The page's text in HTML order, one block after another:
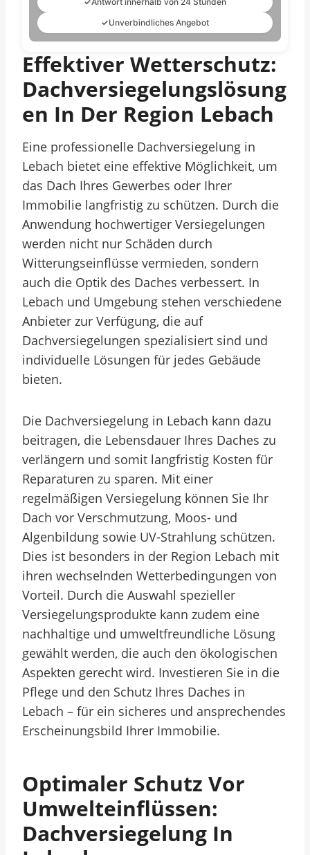
✓Unverbindliches Angebot
Effektiver Wetterschutz:
Dachversiegelungslösung
En In Der Region Lebach
Eine professionelle Dachversiegelung in
Lebach bietet eine effektive Möglichkeit, um
das Dach Ihres Gewerbes oder Ihrer
Immobilie langfristig zu schützen. Durch die
Anwendung hochwertiger Versiegelungen
werden nicht nur Schäden durch
Witterungseinflüsse vermieden, sondern
auch die Optik des Daches verbessert. In
Lebach und Umgebung stehen verschiedene
Anbieter zur Verfügung, die auf
Dachversiegelungen spezialisiert sind und
individuelle Lösungen für jedes Gebäude
bieten.
Die Dachversiegelung in Lebach kann dazu
beitragen, die Lebensdauer Ihres Daches zu
verlängern und somit langfristig Kosten für
Reparaturen zu sparen. Mit einer
regelmäßigen Versiegelung können Sie Ihr
Dach vor Verschmutzung, Moos- und
Algenbildung sowie UV-Strahlung schützen.
Dies ist besonders in der Region Lebach mit
ihren wechselnden Wetterbedingungen von
Vorteil. Durch die Auswahl spezieller
Versiegelungsprodukte kann zudem eine
nachhaltige und umweltfreundliche Lösung
gewählt werden, die auch den ökologischen
Aspekten gerecht wird. Investieren Sie in die
Pflege und den Schutz Ihres Daches in
Lebach – für ein sicheres und ansprechendes
Erscheinungsbild Ihrer Immobilie.
Optimaler Schutz Vor
Umwelteinflüssen:
Dachversiegelung In